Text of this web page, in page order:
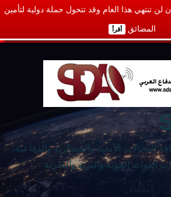
لن تنتهي هذا العام وقد تتحول حملة دولية لتأمين
المضائق أقرأ
الأمنية والعسكرية والدفاعية،
الجوية والبرية والبحرية